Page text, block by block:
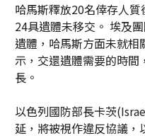
哈馬斯釋放20名倖存人
24具遺體未移交。 埃及
遺體，哈馬斯方面未就
示，交還遺體需要的時
長。
以色列國防部長卡茨
延，將被視作違反協議，